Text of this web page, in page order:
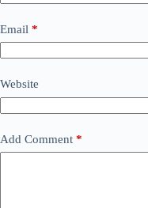
Email *
Website
Add Comment *